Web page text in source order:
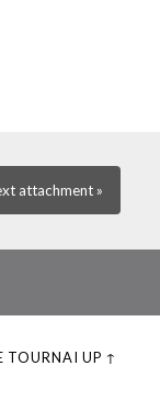
attachment »
TOURNAI UP ↑